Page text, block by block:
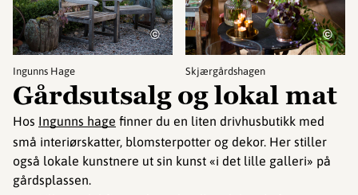
©
Ingunns Hage
©
Skjærgårdshagen
Gårdsutsalg og lokal mat
Hos Ingunns hage finner du en liten drivhusbutikk med
små interiørskatter, blomsterpotter og dekor. Her stiller
også lokale kunstnere ut sin kunst «i det lille galleri» på
gårdsplassen.